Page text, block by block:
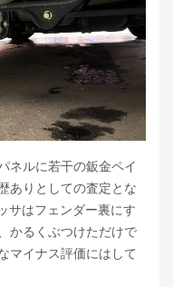
ネルに若干の鈑金ペイ
ありとしての査定とな
サはフェンダー裏にす
かるくぶつけただけで
マイナス評価にはして